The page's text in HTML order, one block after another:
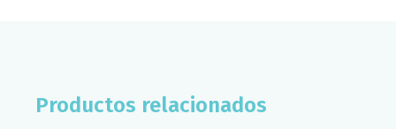
Productos relacionados